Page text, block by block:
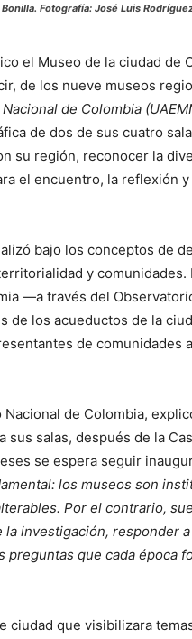
. Fotografía: José Luis
el Museo de la ciudad de
de los nueve museos
de Colombia
de dos de sus cuatro
su región, reconocer la
el encuentro, la reflexión
bajo los conceptos de
y comunidades.
—a través del
de los acueductos de la
de comunidades
de Colombia,
salas, después de la
se espera seguir
los museos son
Por el contrario,
investigación, responder a
preguntas que cada época
ciudad que visibilizara